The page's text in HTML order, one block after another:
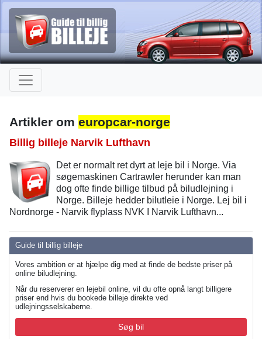
Guide til billig billeje
Vores ambition er at hjælpe dig med at finde de bedste priser på
online biludlejning.
Når du reserverer en lejebil online, vil du ofte opnå langt billigere
priser end hvis du bookede billeje direkte ved
udlejningsselskaberne.
Søg bil
Artikler om europcar-norge
Billig billeje Narvik Lufthavn
Det er normalt ret dyrt at leje bil i Norge. Via
søgemaskinen Cartrawler herunder kan man
dog ofte finde billige tilbud på biludlejning i
Norge. Billeje hedder bilutleie i Norge. Lej bil i
Nordnorge - Narvik flyplass NVK I Narvik Lufthavn...